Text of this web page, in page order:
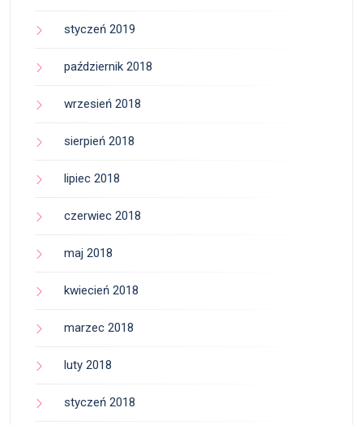
styczeń 2019
październik 2018
wrzesień 2018
sierpień 2018
lipiec 2018
czerwiec 2018
maj 2018
kwiecień 2018
marzec 2018
luty 2018
styczeń 2018